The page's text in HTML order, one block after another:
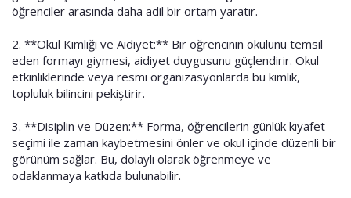
öğrenciler arasında daha adil bir ortam yaratır.
2. **Okul Kimliği ve Aidiyet:** Bir öğrencinin okulunu temsil
eden formayı giymesi, aidiyet duygusunu güçlendirir. Okul
etkinliklerinde veya resmi organizasyonlarda bu kimlik,
topluluk bilincini pekiştirir.
3. **Disiplin ve Düzen:** Forma, öğrencilerin günlük kıyafet
seçimi ile zaman kaybetmesini önler ve okul içinde düzenli bir
görünüm sağlar. Bu, dolaylı olarak öğrenmeye ve
odaklanmaya katkıda bulunabilir.